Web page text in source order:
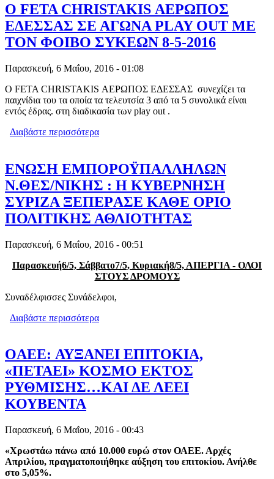
Ο FETA CHRISTAKIS ΑΕΡΩΠΟΣ
ΕΔΕΣΣΑΣ ΣΕ ΑΓΩΝΑ PLAY OUT ΜΕ
ΤΟΝ ΦΟΙΒΟ ΣΥΚΕΩΝ 8-5-2016
Παρασκευή, 6 Μαΐου, 2016 - 01:08
O FETA CHRISTAKIS ΑΕΡΩΠΟΣ ΕΔΕΣΣΑΣ συνεχίζει τα
παιχνίδια του τα οποία τα τελευτσία 3 από τα 5 συνολικά είναι
εντός έδρας. στη διαδικασία των play out .
Διαβάστε περισσότερα
ΕΝΩΣΗ ΕΜΠΟΡΟΫΠΑΛΛΗΛΩΝ
N.ΘΕΣ/ΝΙΚΗΣ : Η ΚΥΒΕΡΝΗΣΗ
ΣΥΡΙΖΑ ΞΕΠΕΡAΣΕ ΚΑΘΕ ΟΡΙΟ
ΠΟΛΙΤΙΚΗΣ ΑΘΛΙΟΤΗΤΑΣ
Παρασκευή, 6 Μαΐου, 2016 - 00:51
Παρασκευή6/5, Σάββατο7/5, Κυριακή8/5, ΑΠΕΡΓΙΑ - ΟΛΟΙ
ΣΤΟΥΣ ΔΡΟΜΟΥΣ
Συναδέλφισσες Συνάδελφοι,
Διαβάστε περισσότερα
ΠΟΛΙΤΙΚΗΣ ΑΘΛΙΟΤΗΤΑΣ
OAEE: ΑΥΞΑΝΕΙ ΕΠΙΤΟΚΙΑ,
«ΠΕΤΑΕΙ» ΚΟΣΜΟ ΕΚΤΟΣ
ΡΥΘΜΙΣΗΣ…ΚΑΙ ΔΕ ΛΕΕΙ
ΚΟΥΒΕΝΤΑ
Παρασκευή, 6 Μαΐου, 2016 - 00:43
«Χρωστάω πάνω από 10.000 ευρώ στον ΟΑΕΕ. Αρχές
Απριλίου, πραγματοποιήθηκε αύξηση του επιτοκίου. Ανήλθε
στο 5,05%.